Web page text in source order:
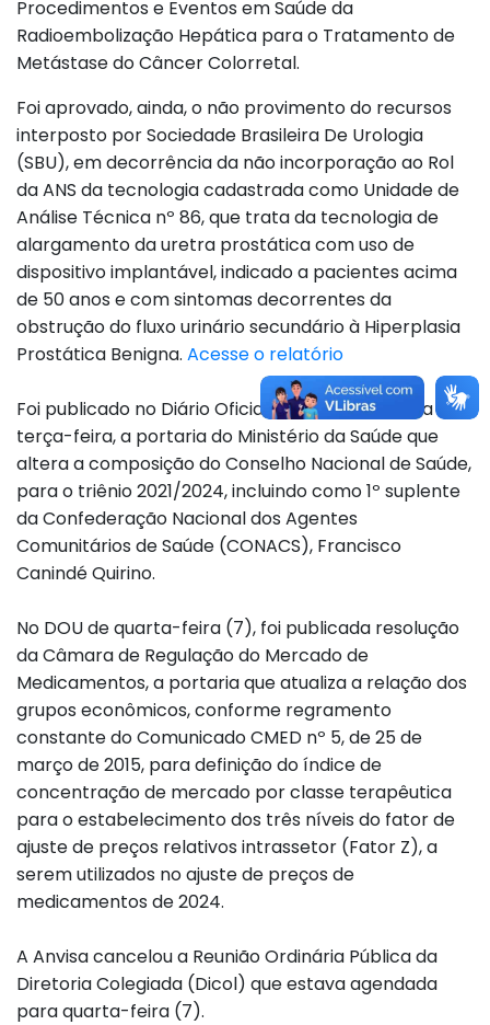
Procedimentos e Eventos em Saúde da
Radioembolização Hepática para o Tratamento de
Metástase do Câncer Colorretal.
Foi aprovado, ainda, o não provimento do recursos
interposto por Sociedade Brasileira De Urologia
(SBU), em decorrência da não incorporação ao Rol
da ANS da tecnologia cadastrada como Unidade de
Análise Técnica nº 86, que trata da tecnologia de
alargamento da uretra prostática com uso de
dispositivo implantável, indicado a pacientes acima
de 50 anos e com sintomas decorrentes da
obstrução do fluxo urinário secundário à Hiperplasia
Prostática Benigna. Acesse o relatório
Foi publicado no Diário Oficial da União (DOU) da
terça-feira, a portaria do Ministério da Saúde que
altera a composição do Conselho Nacional de Saúde,
para o triênio 2021/2024, incluindo como 1º suplente
da Confederação Nacional dos Agentes
Comunitários de Saúde (CONACS), Francisco
Canindé Quirino.
No DOU de quarta-feira (7), foi publicada resolução
da Câmara de Regulação do Mercado de
Medicamentos, a portaria que atualiza a relação dos
grupos econômicos, conforme regramento
constante do Comunicado CMED nº 5, de 25 de
março de 2015, para definição do índice de
concentração de mercado por classe terapêutica
para o estabelecimento dos três níveis do fator de
ajuste de preços relativos intrassetor (Fator Z), a
serem utilizados no ajuste de preços de
medicamentos de 2024.
A Anvisa cancelou a Reunião Ordinária Pública da
Diretoria Colegiada (Dicol) que estava agendada
para quarta-feira (7).